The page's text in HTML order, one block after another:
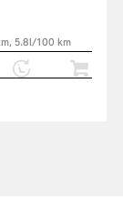
5.8l/100 km